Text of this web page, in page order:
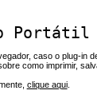
Portátil
caso o plug-in
como imprimir,
clique aqui.